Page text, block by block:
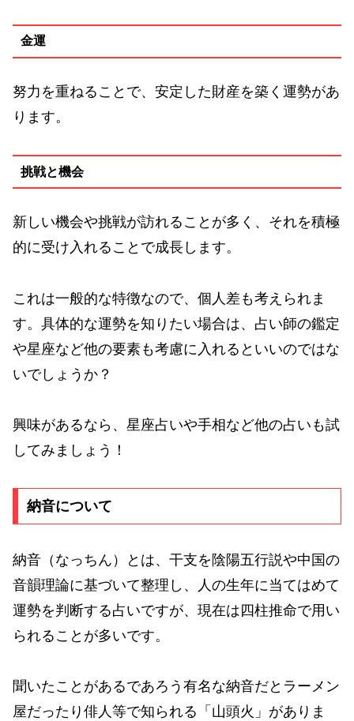
金運
努力を重ねることで、安定した財産を築く運勢があ
ります。
挑戦と機会
新しい機会や挑戦が訪れることが多く、それを積極
的に受け入れることで成長します。
これは一般的な特徴なので、個人差も考えられま
す。具体的な運勢を知りたい場合は、占い師の鑑定
や星座など他の要素も考慮に入れるといいのではな
いでしょうか？
興味があるなら、星座占いや手相など他の占いも試
してみましょう！
納音について
納音（なっちん）とは、干支を陰陽五行説や中国の
音韻理論に基づいて整理し、人の生年に当てはめて
運勢を判断する占いですが、現在は四柱推命で用い
られることが多いです。
聞いたことがあるであろう有名な納音だとラーメン
屋だったり俳人等で知られる「山頭火」がありま